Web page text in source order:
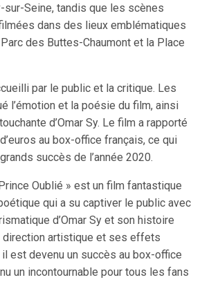
sur-Seine, tandis que les scènes
dans des lieux emblématiques
des Buttes-Chaumont et la Place
par le public et la critique. Les
l’émotion et la poésie du film, ainsi
d’Omar Sy. Le film a rapporté
au box-office français, ce qui
succès de l’année 2020.
Oublié » est un film fantastique
qui a su captiver le public avec
d’Omar Sy et son histoire
direction artistique et ses effets
est devenu un succès au box-office
un incontournable pour tous les fans